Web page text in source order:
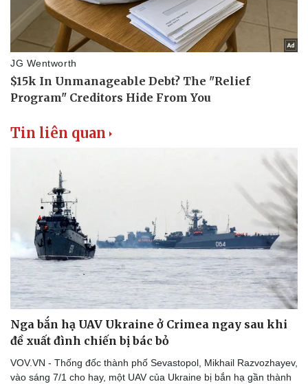
Tin liên quan
Nga bắn hạ UAV Ukraine ở Crimea ngay sau khi
đề xuất đình chiến bị bác bỏ
VOV.VN - Thống đốc thành phố Sevastopol, Mikhail Razvozhayev,
vào sáng 7/1 cho hay, một UAV của Ukraine bị bắn hạ gần thành